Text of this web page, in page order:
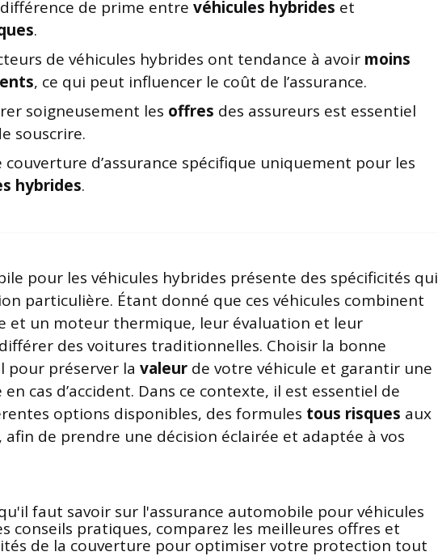
différence de prime entre véhicules hybrides et
.
de véhicules hybrides ont tendance à avoir moins
, ce qui peut influencer le coût de l’assurance.
soigneusement les offres des assureurs est essentiel
souscrire.
couverture d’assurance spécifique uniquement pour les
hybrides.
pour les véhicules hybrides présente des spécificités qui
particulière. Étant donné que ces véhicules combinent
et un moteur thermique, leur évaluation et leur
des voitures traditionnelles. Choisir la bonne
pour préserver la valeur de votre véhicule et garantir une
cas d’accident. Dans ce contexte, il est essentiel de
options disponibles, des formules tous risques aux
de prendre une décision éclairée et adaptée à vos